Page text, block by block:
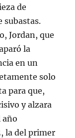
de
subastas.
Jordan, que
la
en un
solo
para que,
y alzara
año
la del primer